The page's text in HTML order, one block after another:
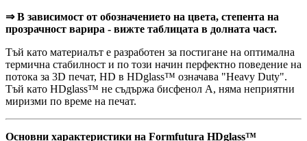
⇒ В зависимост от обозначението на цвета, степента на
прозрачност варира - вижте таблицата в долната част.
Тъй като материалът е разработен за постигане на оптимална
термична стабилност и по този начин перфектно поведение на
потока за 3D печат, HD в HDglass™ означава "Heavy Duty".
Тъй като HDglass™ не съдържа бисфенол А, няма неприятни
миризми по време на печат.
Основни характеристики на Formfutura HDglass™